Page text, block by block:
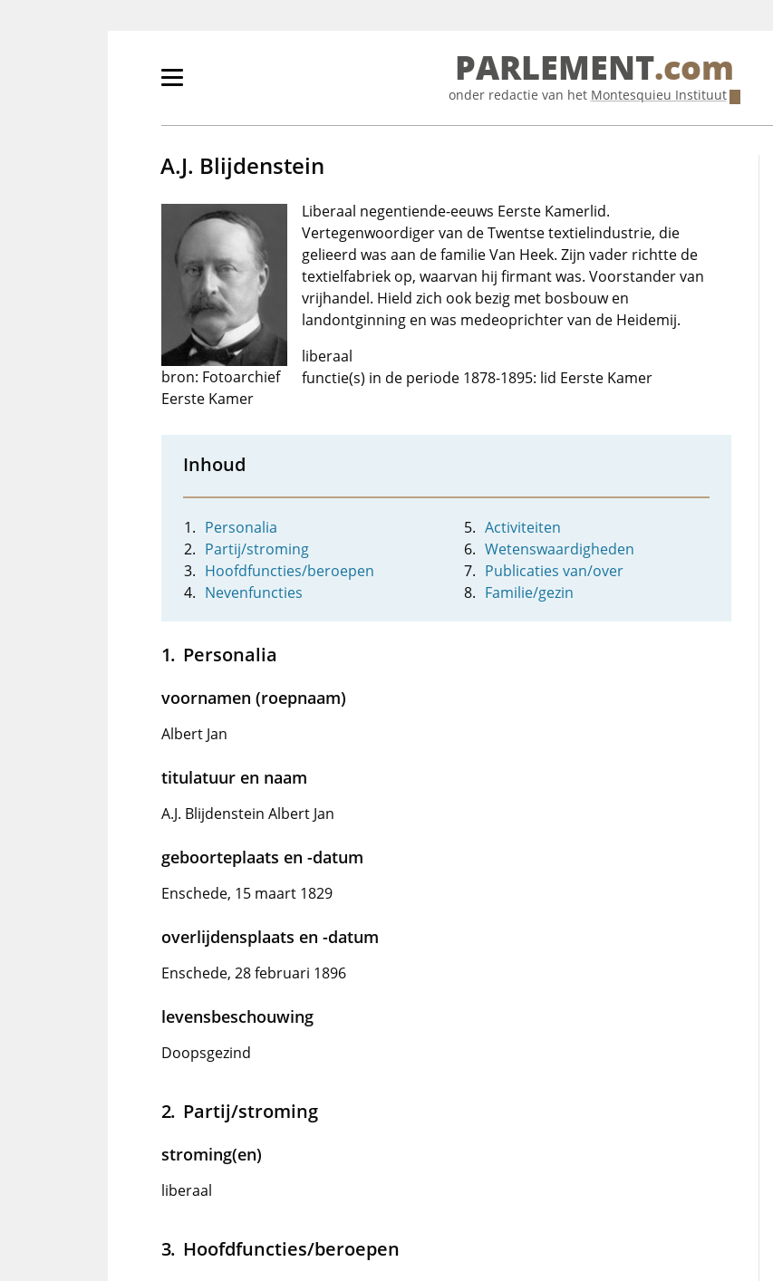
Primair
tonen/verbergen
PARLEMENT.com
onder redactie van het Montesquieu Instituut
A.J. Blijdenstein
bron: Fotoarchief
Eerste Kamer
Liberaal negentiende-eeuws Eerste Kamerlid.
Vertegenwoordiger van de Twentse textielindustrie, die
gelieerd was aan de familie Van Heek. Zijn vader richtte de
textielfabriek op, waarvan hij firmant was. Voorstander van
vrijhandel. Hield zich ook bezig met bosbouw en
landontginning en was medeoprichter van de Heidemij.
liberaal
functie(s) in de periode 1878-1895: lid Eerste Kamer
Inhoud
Personalia
Partij/stroming
Hoofdfuncties/beroepen
Nevenfuncties
Activiteiten
Wetenswaardigheden
Publicaties van/over
Familie/gezin
Personalia
voornamen (roepnaam)
Albert Jan
titulatuur en naam
A.J. Blijdenstein Albert Jan
geboorteplaats en -datum
Enschede, 15 maart 1829
overlijdensplaats en -datum
Enschede, 28 februari 1896
levensbeschouwing
Doopsgezind
Partij/stroming
stroming(en)
liberaal
Hoofdfuncties/beroepen